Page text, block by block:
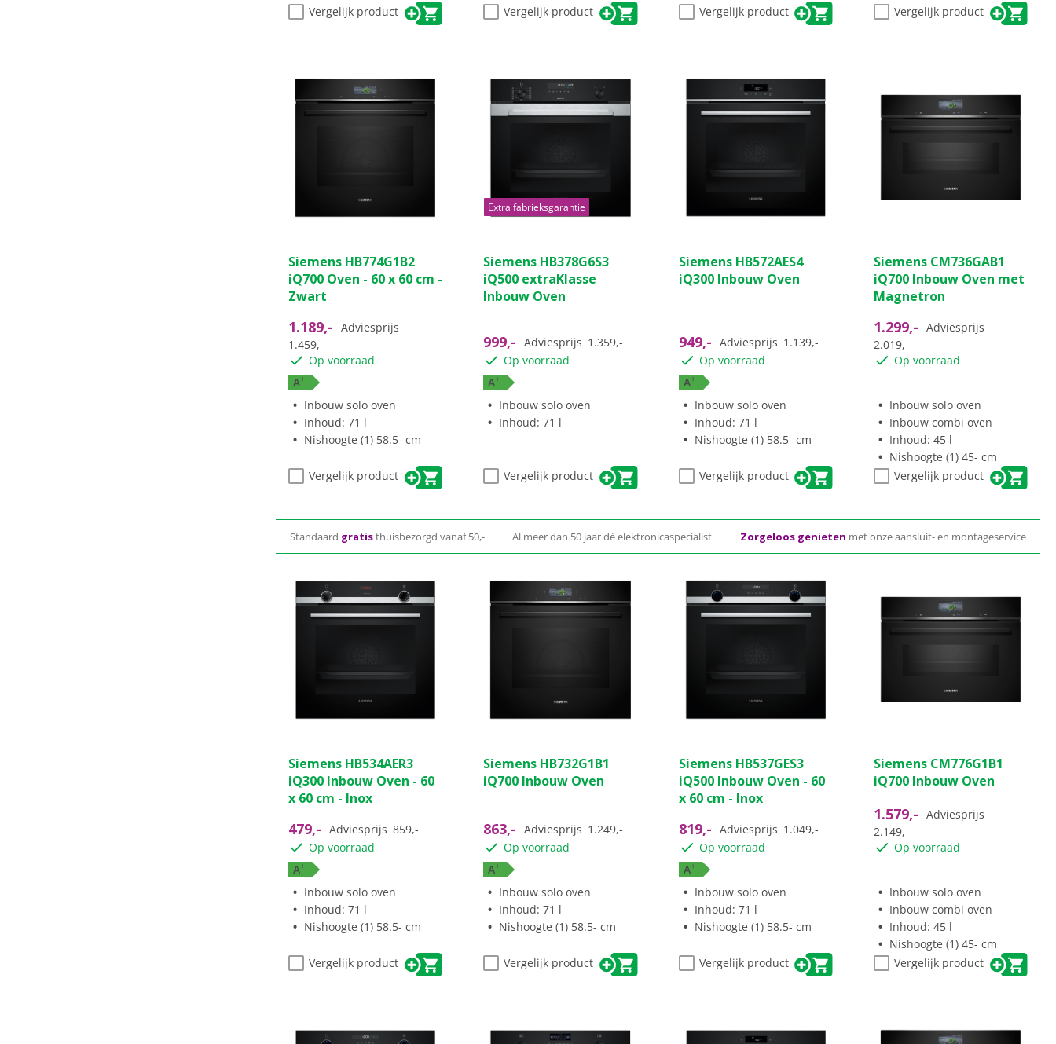
Vergelijk product Vergelijk product Vergelijk product Vergelijk product
Siemens HB774G1B2
iQ700 Oven - 60 x 60 cm -
Zwart
1.189,- Adviesprijs
1.459,-
Op voorraad
A+
Inbouw solo oven
Inhoud: 71 l
Nishoogte (1) 58.5- cm
Vergelijk product
Extra fabrieksgarantie
Siemens HB378G6S3
iQ500 extraKlasse
Inbouw Oven
999,- Adviesprijs 1.359,-
Op voorraad
A+
Inbouw solo oven
Inhoud: 71 l
Vergelijk product
Siemens HB572AES4
iQ300 Inbouw Oven
949,- Adviesprijs 1.139,-
Op voorraad
A+
Inbouw solo oven
Inhoud: 71 l
Nishoogte (1) 58.5- cm
Vergelijk product
Siemens CM736GAB1
iQ700 Inbouw Oven met
Magnetron
1.299,- Adviesprijs
2.019,-
Op voorraad
Inbouw solo oven
Inbouw combi oven
Inhoud: 45 l
Nishoogte (1) 45- cm
Vergelijk product
Standaard gratisthuisbezorgd vanaf 50,- Al meer dan 50 jaar dé elektronicaspecialist Zorgeloos genieten met onze aansluit- en montageservice
Siemens HB534AER3
iQ300 Inbouw Oven - 60
x 60 cm - Inox
479,- Adviesprijs 859,-
Op voorraad
A+
Inbouw solo oven
Inhoud: 71 l
Nishoogte (1) 58.5- cm
Vergelijk product
Siemens HB732G1B1
iQ700 Inbouw Oven
863,- Adviesprijs 1.249,-
Op voorraad
A+
Inbouw solo oven
Inhoud: 71 l
Nishoogte (1) 58.5- cm
Vergelijk product
Siemens HB537GES3
iQ500 Inbouw Oven - 60
x 60 cm - Inox
819,- Adviesprijs 1.049,-
Op voorraad
A+
Inbouw solo oven
Inhoud: 71 l
Nishoogte (1) 58.5- cm
Vergelijk product
Siemens CM776G1B1
iQ700 Inbouw Oven
1.579,- Adviesprijs
2.149,-
Op voorraad
Inbouw solo oven
Inbouw combi oven
Inhoud: 45 l
Nishoogte (1) 45- cm
Vergelijk product